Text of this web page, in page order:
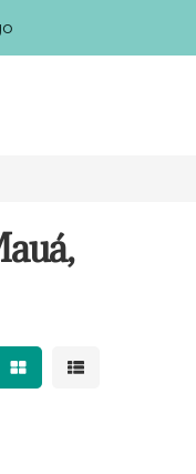
Mostrar resultados
Mostrar